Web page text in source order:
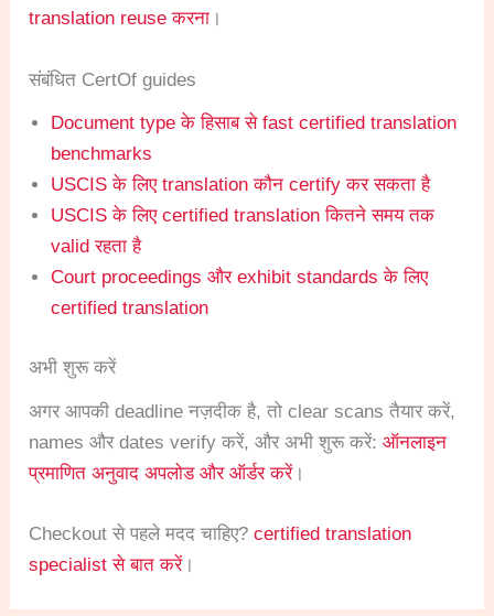
translation reuse करना ।
संबंधित CertOf guides
Document type के हिसाब से fast certified translation
benchmarks
USCIS के लिए translation कौन certify कर सकता है
USCIS के लिए certified translation कितने समय तक
valid रहता है
Court proceedings और exhibit standards के लिए
certified translation
अभी शुरू करें
अगर आपकी deadline नज़दीक है, तो clear scans तैयार करें,
names और dates verify करें, और अभी शुरू करें:ऑनलाइन
प्रमाणित अनुवाद अपलोड और ऑर्डर करें।
Checkout से पहले मदद चाहिए?certified translation
specialist से बात करें।